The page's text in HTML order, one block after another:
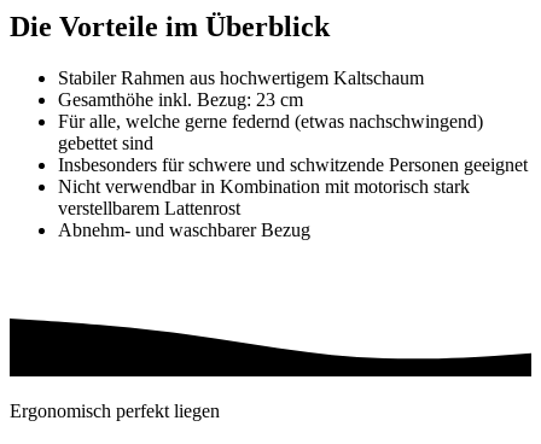
Die Vorteile im Überblick
Stabiler Rahmen aus hochwertigem Kaltschaum
Gesamthöhe inkl. Bezug: 23 cm
Für alle, welche gerne federnd (etwas nachschwingend)
gebettet sind
Insbesonders für schwere und schwitzende Personen geeignet
Nicht verwendbar in Kombination mit motorisch stark
verstellbarem Lattenrost
Abnehm- und waschbarer Bezug
Ergonomisch perfekt liegen